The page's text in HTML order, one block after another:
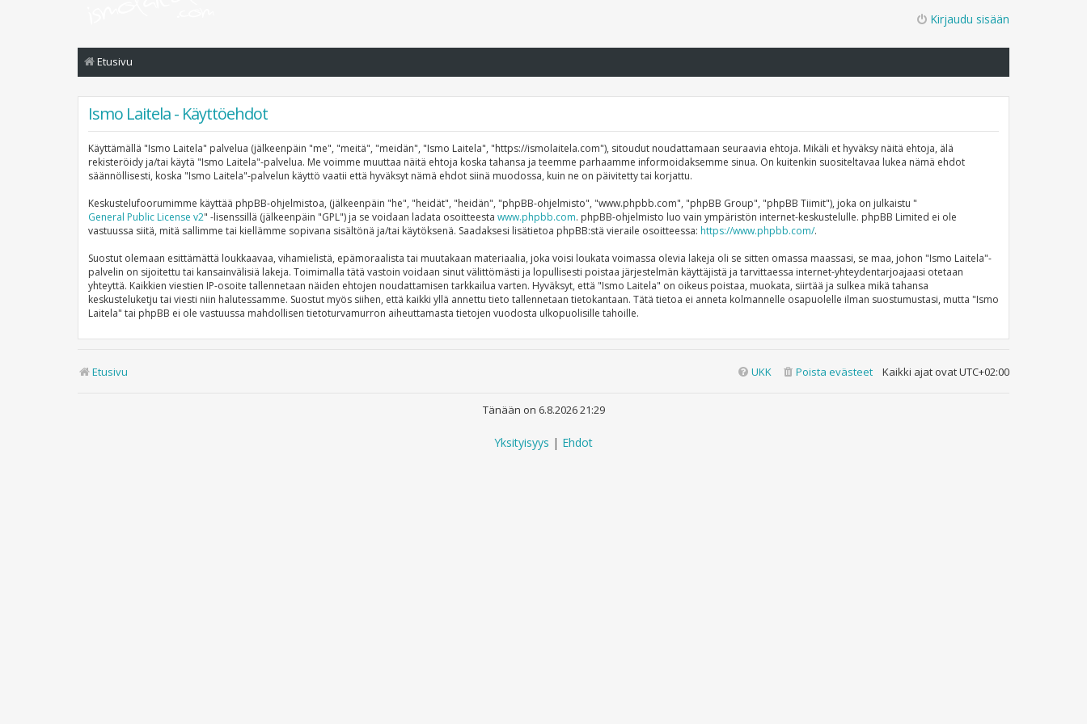
Kirjaudu sisään
Etusivu
Ismo Laitela - Käyttöehdot
Käyttämällä "Ismo Laitela" palvelua (jälkeenpäin "me", "meitä", "meidän", "Ismo Laitela", "https://ismolaitela.com"), sitoudut noudattamaan seuraavia ehtoja. Mikäli et hyväksy näitä ehtoja, älä
rekisteröidy ja/tai käytä "Ismo Laitela"-palvelua. Me voimme muuttaa näitä ehtoja koska tahansa ja teemme parhaamme informoidaksemme sinua. On kuitenkin suositeltavaa lukea nämä ehdot
säännöllisesti, koska "Ismo Laitela"-palvelun käyttö vaatii että hyväksyt nämä ehdot siinä muodossa, kuin ne on päivitetty tai korjattu.
Keskustelufoorumimme käyttää phpBB-ohjelmistoa, (jälkeenpäin "he", "heidät", "heidän", "phpBB-ohjelmisto", "www.phpbb.com", "phpBB Group", "phpBB Tiimit"), joka on julkaistu "
General Public License v2" -lisenssillä (jälkeenpäin "GPL") ja se voidaan ladata osoitteesta www.phpbb.com. phpBB-ohjelmisto luo vain ympäristön internet-keskustelulle. phpBB Limited ei ole
vastuussa siitä, mitä sallimme tai kiellämme sopivana sisältönä ja/tai käytöksenä. Saadaksesi lisätietoa phpBB:stä vieraile osoitteessa: https://www.phpbb.com/.
Suostut olemaan esittämättä loukkaavaa, vihamielistä, epämoraalista tai muutakaan materiaalia, joka voisi loukata voimassa olevia lakeja oli se sitten omassa maassasi, se maa, johon "Ismo Laitela"-
palvelin on sijoitettu tai kansainvälisiä lakeja. Toimimalla tätä vastoin voidaan sinut välittömästi ja lopullisesti poistaa järjestelmän käyttäjistä ja tarvittaessa internet-yhteydentarjoajaasi otetaan
yhteyttä. Kaikkien viestien IP-osoite tallennetaan näiden ehtojen noudattamisen tarkkailua varten. Hyväksyt, että "Ismo Laitela" on oikeus poistaa, muokata, siirtää ja sulkea mikä tahansa
keskusteluketju tai viesti niin halutessamme. Suostut myös siihen, että kaikki yllä annettu tieto tallennetaan tietokantaan. Tätä tietoa ei anneta kolmannelle osapuolelle ilman suostumustasi, mutta "Ismo
Laitela" tai phpBB ei ole vastuussa mahdollisen tietoturvamurron aiheuttamasta tietojen vuodosta ulkopuolisille tahoille.
Etusivu Kaikki ajat ovatUTC+02:00
Poista evästeet
UKK
Tänään on 6.8.2026 21:29
Yksityisyys | Ehdot